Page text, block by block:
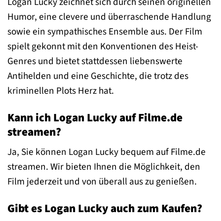
Humor, eine clevere und überraschende Handlung
sowie ein sympathisches Ensemble aus. Der Film
spielt gekonnt mit den Konventionen des Heist-
Genres und bietet stattdessen liebenswerte
Antihelden und eine Geschichte, die trotz des
kriminellen Plots Herz hat.
Kann ich Logan Lucky auf Filme.de
streamen?
Ja, Sie können Logan Lucky bequem auf Filme.de
streamen. Wir bieten Ihnen die Möglichkeit, den
Film jederzeit und von überall aus zu genießen.
Gibt es Logan Lucky auch zum Kaufen?